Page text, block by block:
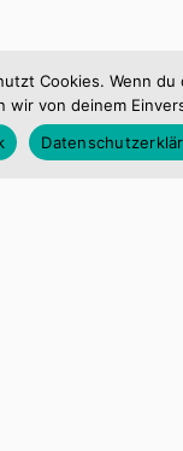
Cookies. Wenn
wir von deinem